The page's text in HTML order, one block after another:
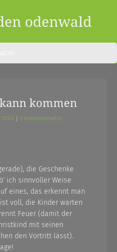
odenwald
kommen
| 3 kommentar(e)
die Geschenke
ich sinnvoller Weise
eines, das erkennt man
voll, die Kinder warten
Feuer (damit der
mit seinen
den Vortritt lässt).